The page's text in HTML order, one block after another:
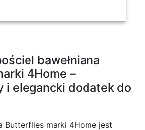
bawełniana
4Home –
i elegancki dodatek do
Butterflies marki 4Home jest